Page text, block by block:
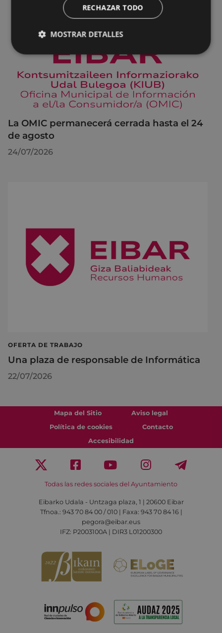
La OMIC permanecerá cerrada hasta el 24
de agosto
24/07/2026
OFERTA DE TRABAJO
Una plaza de responsable de Informática
22/07/2026
Mapa del Sitio
Aviso legal
Política de cookies
Contacto
Accesibilidad
Todas las redes sociales del Ayuntamiento
Eibarko Udala - Untzaga plaza, 1 | 20600 Eibar
Tfnoa.: 943 70 84 00 / 010 | Faxa: 943 70 84 16 |
pegora@eibar.eus
IFZ: P2003100A | DIR3 L01200300
RECHAZAR TODO
MOSTRAR DETALLES